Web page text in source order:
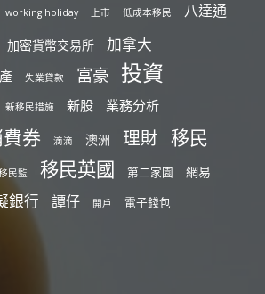
working holiday 上市 低成本移民 八達通
加密貨幣交易所 加拿大
失業貸款 富豪 投資
新移民措施 新股 業務分析
券 滴滴 澳洲 理財 移民
民監 移民英國 第二家園 網易
銀行 譚仔 開戶 電子錢包